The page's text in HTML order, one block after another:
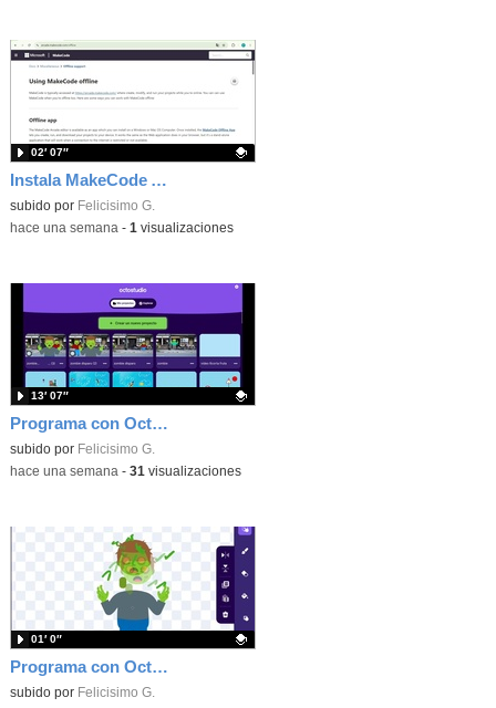
Instala MakeCode Arcade offline para programar grandes juegos sin necesidad de Internet
Contenido educativo.
subido por Felicisimo G.
02′ 07″
-hace una semana - 1 visualizaciones
Programa con OctoStudio, un juego de disparos contra Zombies con un cargador basado en el House of the dead
Contenido educativo.
subido por Felicisimo G.
13′ 07″
-hace una semana - 31 visualizaciones
Programa con OctoStudio, un juego homenajeando al House of the dead con Zombies
Contenido educativo.
subido por Felicisimo G.
01′ 0″